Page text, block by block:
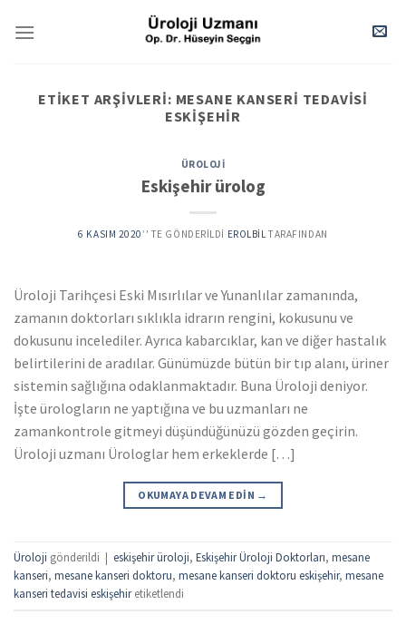
ETIKET ARŞIVLERI: MESANE KANSERI TEDAVISI
ESKIŞEHIR
ÜROLOJI
Eskişehir ürolog
6 KASIM 2020’' TE GÖNDERILDI EROLBIL TARAFINDAN
Üroloji Tarihçesi Eski Mısırlılar ve Yunanlılar zamanında,
zamanın doktorları sıklıkla idrarın rengini, kokusunu ve
dokusunu incelediler. Ayrıca kabarcıklar, kan ve diğer hastalık
belirtilerini de aradılar. Günümüzde bütün bir tıp alanı, üriner
sistemin sağlığına odaklanmaktadır. Buna Üroloji deniyor.
İşte ürologların ne yaptığına ve bu uzmanları ne
zamankontrole gitmeyi düşündüğünüzü gözden geçirin.
Üroloji uzmanı Ürologlar hem erkeklerde […]
OKUMAYA DEVAM EDIN →
Üroloji gönderildi | eskişehir üroloji, Eskişehir Üroloji Doktorları, mesane
kanseri, mesane kanseri doktoru, mesane kanseri doktoru eskişehir, mesane
kanseri tedavisi eskişehiretiketlendi